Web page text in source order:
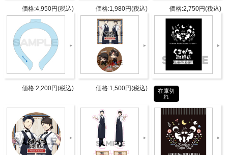
商品詳細
DETAIL
発売日 2018年5月23日(水)
ナリテ
ィ
熊谷健太郎
CD1枚組
価格:4,950円(税込) 価格:1,980円(税込) 価格:2,750円(税込)
価格:2,200円(税込) 価格:1,500円(税込)
在庫切
れ